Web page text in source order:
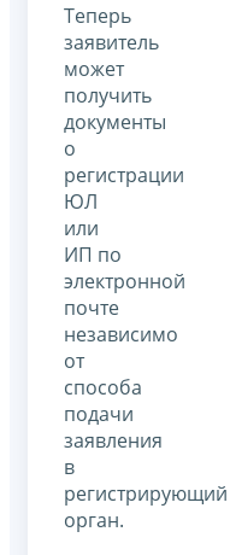
Теперь
заявитель
может
получить
документы
о
регистрации
ЮЛ
или
ИП по
электронной
почте
независимо
от
способа
подачи
заявления
в
регистрирующий
орган.